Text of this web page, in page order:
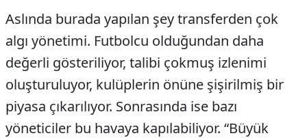
Aslında burada yapılan şey transferden çok
algı yönetimi. Futbolcu olduğundan daha
değerli gösteriliyor, talibi çokmuş izlenimi
oluşturuluyor, kulüplerin önüne şişirilmiş bir
piyasa çıkarılıyor. Sonrasında ise bazı
yöneticiler bu havaya kapılabiliyor. “Büyük